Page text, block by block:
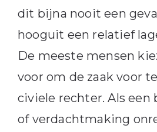
dit bijna nooit een
hooguit een relatief
De meeste mensen
voor om de zaak voor
civiele rechter. Als een
of verdachtmaking